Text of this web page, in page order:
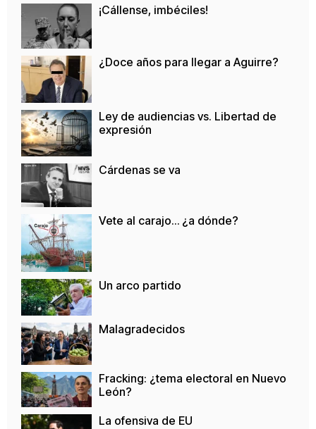
¡Cállense, imbéciles!
¿Doce años para llegar a Aguirre?
Ley de audiencias vs. Libertad de
expresión
Cárdenas se va
Vete al carajo… ¿a dónde?
Un arco partido
Malagradecidos
Fracking: ¿tema electoral en Nuevo
León?
La ofensiva de EU